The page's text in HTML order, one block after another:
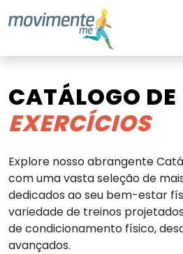
CATÁLOGO DE
EXERCÍCIOS
Explore nosso abrangente
com uma vasta seleção de
dedicados ao seu bem-estar
variedade de treinos
de condicionamento físico,
avançados.